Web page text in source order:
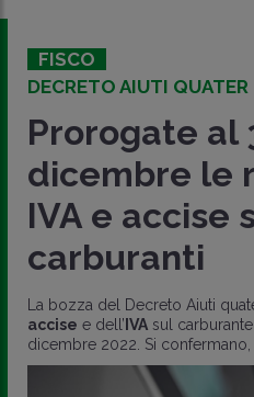
FISCO
DECRETO AIUTI QUATER
Prorogate al
dicembre le
IVA e accise
carburanti
La bozza del Decreto Aiuti
accise e dell’ IVA sul
dicembre 2022. Si confermano,